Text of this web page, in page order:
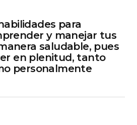
para
y manejar tus
saludable, pues
en plenitud, tanto
personalmente